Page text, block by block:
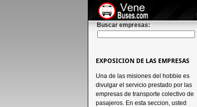
Buscar empresas:
EXPOSICION DE LAS EMPRESAS
Una de las misiones del hobbie es
divulgar el servicio prestado por las
empresas de transporte colectivo de
pasajeros. En esta seccion, usted